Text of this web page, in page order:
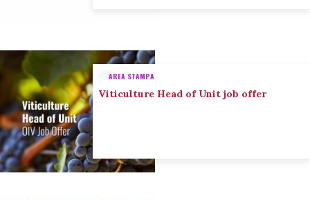
AREA STAMPA
Viticulture Head of Unit job offer